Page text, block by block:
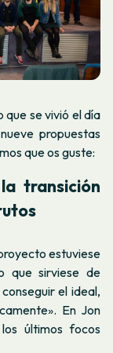
que se vivió el día
propuestas
que os guste:
transición
estuviese
que sirviese de
el ideal,
En Jon
últimos focos